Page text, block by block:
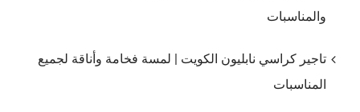
والمناسبات
تاجير كراسي نابليون الكويت | لمسة فخامة وأناقة لجميع
المناسبات